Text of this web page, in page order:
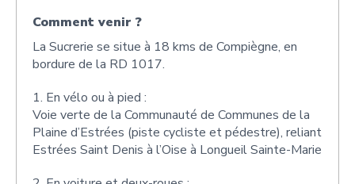
Comment venir ?
La Sucrerie se situe à 18 kms de Compiègne, en
bordure de la RD 1017.
1. En vélo ou à pied :
Voie verte de la Communauté de Communes de la
Plaine d’Estrées (piste cycliste et pédestre), reliant
Estrées Saint Denis à l’Oise à Longueil Sainte-Marie